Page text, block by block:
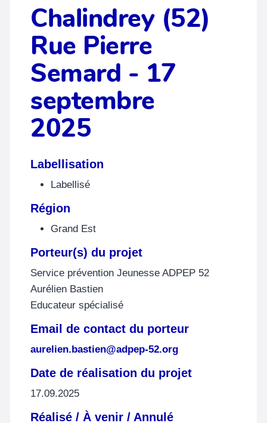
Chalindrey (52)
Rue Pierre
Semard - 17
septembre
2025
Labellisation
Labellisé
Région
Grand Est
Porteur(s) du projet
Service prévention Jeunesse ADPEP 52
Aurélien Bastien
Educateur spécialisé
Email de contact du porteur
aurelien.bastien@adpep-52.org
Date de réalisation du projet
17.09.2025
Réalisé / À venir / Annulé